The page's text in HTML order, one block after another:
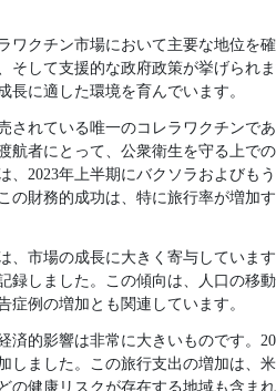
ワクチン市場において主要な地位を
そして支援的な政府政策が挙げられ
長に適した環境を育んでいます。
されている唯一のコレラワクチンで
航者にとって、公衆衛生を守る上で
、2023年上半期にバクソラおよびも
の財務的成功は、特に旅行率が増加
、市場の成長に大きく寄与していま
録しました。この傾向は、人口の移
症例の増加とも関連しています。
済的影響は非常に大きいものです。
しました。この旅行支出の増加は
の健康リスクが存在する地域も含まれ